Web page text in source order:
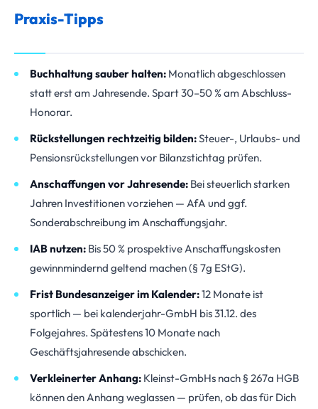
Praxis-Tipps
Buchhaltung sauber halten: Monatlich abgeschlossen
statt erst am Jahresende. Spart 30–50 % am Abschluss-
Honorar.
Rückstellungen rechtzeitig bilden:Steuer-, Urlaubs- und
Pensionsrückstellungen vor Bilanzstichtag prüfen.
Anschaffungen vor Jahresende: Bei steuerlich starken
Jahren Investitionen vorziehen — AfA und ggf.
Sonderabschreibung im Anschaffungsjahr.
IAB nutzen: Bis 50 % prospektive Anschaffungskosten
gewinnmindernd geltend machen (§ 7g EStG).
Frist Bundesanzeiger im Kalender:12 Monate ist
sportlich — bei kalenderjahr-GmbH bis 31.12. des
Folgejahres. Spätestens 10 Monate nach
Geschäftsjahresende abschicken.
Verkleinerter Anhang: Kleinst-GmbHs nach § 267a HGB
können den Anhang weglassen — prüfen, ob das für Dich